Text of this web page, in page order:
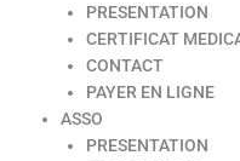
PRESENTATION
CERTIFICAT
CONTACT
PAYER EN LIGNE
ASSO
PRESENTATION